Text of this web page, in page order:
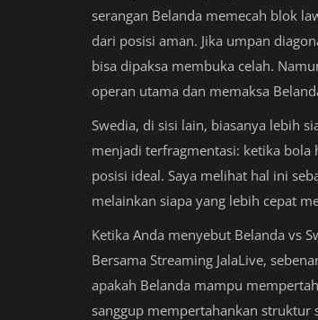
serangan Belanda memecah blok
dari posisi aman. Jika umpan
bisa dipaksa membuka celah.
operan utama dan memaksa
Swedia, di sisi lain, biasanya lebih
menjadi terfragmentasi: ketika bola
posisi ideal. Saya melihat hal ini
melainkan siapa yang lebih cepat
Ketika Anda menyebut Belanda vs
Bersama Streaming JalaLive,
apakah Belanda mampu
sanggup mempertahankan struktur